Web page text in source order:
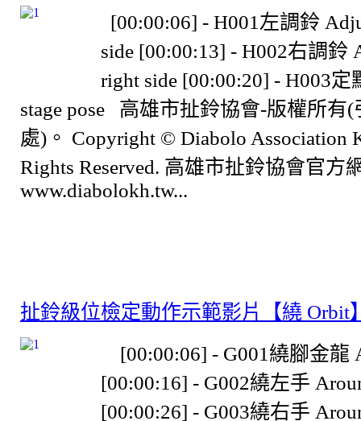
[00:00:06] - H001左調鈴
side [00:00:13] - H002右調鈴
right side [00:00:20] - H003定
stage pose 高雄市扯鈴協會-版權所有
處)。 Copyright © Diabolo Association
Rights Reserved. 高雄市扯鈴協會官方
www.diabolokh.tw...
扯鈴級位檢定動作示範影片【繞 Orbit
[00:00:06] - G001繞腳金龍
[00:00:16] - G002繞左手
[00:00:26] - G003繞右手